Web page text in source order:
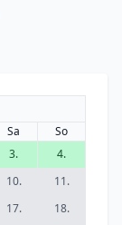
Sa
So
3.
4.
10.
11.
17.
18.